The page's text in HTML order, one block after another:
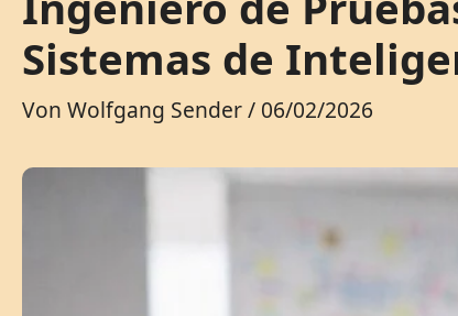
Sistemas de
Von Wolfgang Sender/ 06/02/2026